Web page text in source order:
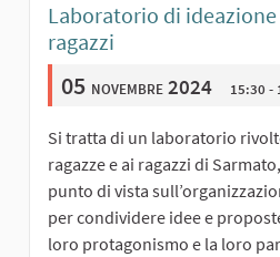
Laboratorio di ideazione
ragazzi
05 novembre 2024 15:30 -
Si tratta di un laboratorio
ragazze e ai ragazzi di
punto di vista
per condividere idee e
loro protagonismo e la loro